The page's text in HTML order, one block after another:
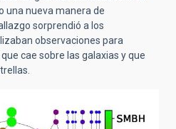
una nueva manera de
sorprendió a los
observaciones para
cae sobre las galaxias y que